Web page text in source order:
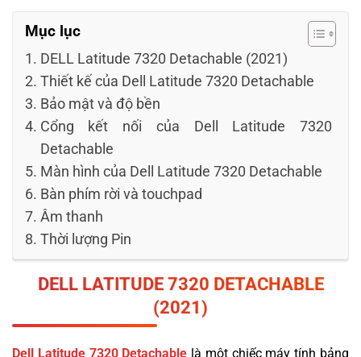
Mục lục
DELL Latitude 7320 Detachable (2021)
Thiết kế của Dell Latitude 7320 Detachable
Bảo mật và độ bền
Cổng kết nối của Dell Latitude 7320
Detachable
Màn hình của Dell Latitude 7320 Detachable
Bàn phím rời và touchpad
Âm thanh
Thời lượng Pin
DELL LATITUDE7320 DETACHABLE
(2021)
Dell Latitude 7320 Detachable là một chiếc máy tính bảng